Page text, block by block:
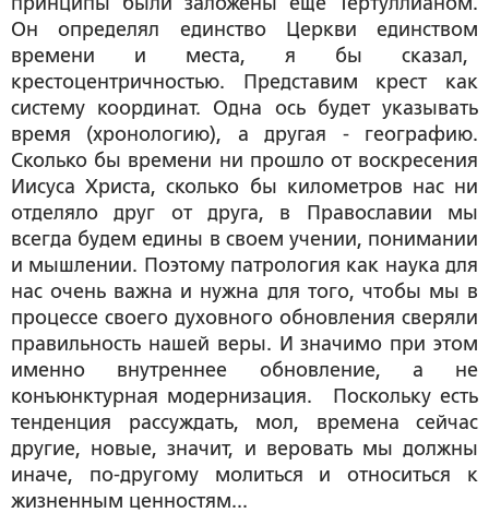
Он определял единство Церкви единством
времени и места, я бы сказал,
крестоцентричностью. Представим крест как
систему координат. Одна ось будет указывать
время (хронологию), а другая - географию.
Сколько бы времени ни прошло от воскресения
Иисуса Христа, сколько бы километров нас ни
отделяло друг от друга, в Православии мы
всегда будем едины в своем учении, понимании
и мышлении. Поэтому патрология как наука для
нас очень важна и нужна для того, чтобы мы в
процессе своего духовного обновления сверяли
правильность нашей веры. И значимо при этом
именно внутреннее обновление, а не
конъюнктурная модернизация. Поскольку есть
тенденция рассуждать, мол, времена сейчас
другие, новые, значит, и веровать мы должны
иначе, по-другому молиться и относиться к
жизненным ценностям...